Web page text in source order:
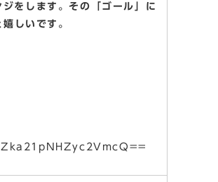
ジをします。その「ゴール」に
しいです。